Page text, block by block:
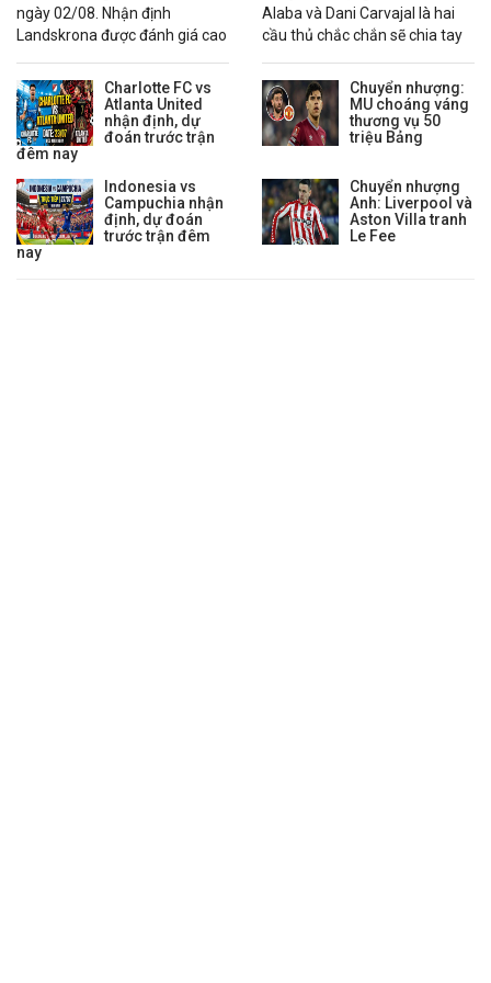
03:00 Alianza Atletico vsCienciano 0 : 1/4 0.98 0.90
Lịch thi đấu VĐQG Venezuela
02:30 Rayo Zuliano vs Anzoategui 0 : 0 0.79 0.91
04:00
Estu.Merida vsZamora Barinas 0 : 1/4 0.74 0.96
05:30
Lịch thi đấu Hạng 2 Iceland
02:15 IR Reykjavik vsKF Aegir. Thor 0 : 1 1/4 0.91
ngày 02/08. Nhận định
Landskrona được đánh giá cao
định.
Charlotte FC vs
Atlanta United
nhận định, dự
đoán trước trận
đêm nay
Indonesia vs
Campuchia nhận
định, dự đoán
trước trận đêm
nay
Alaba và Dani Carvajal là hai
cầu thủ chắc chắn sẽ chia tay
2026.
Chuyển nhượng:
MU choáng váng
thương vụ 50
triệu Bảng
Chuyển nhượng
Anh: Liverpool và
Aston Villa tranh
Le Fee